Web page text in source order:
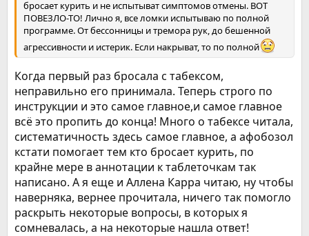
бросает курить и не испытыват симптомов отмены. ВОТ
ПОВЕЗЛО-ТО! Лично я, все ломки испытываю по полной
программе. От бессонницы и тремора рук, до бешенной
агрессивности и истерик. Если накрыват, то по полной
Когда первый раз бросала с табексом,
неправильно его принимала. Теперь строго по
инструкции и это самое главное,и самое главное
всё это пропить до конца! Много о табексе читала,
систематичность здесь самое главное, а афобозол
кстати помогает тем кто бросает курить, по
крайне мере в аннотации к таблеточкам так
написано. А я еще и Аллена Карра читаю, ну чтобы
наверняка, вернее прочитала, ничего так помогло
раскрыть некоторые вопросы, в которых я
сомневалась, а на некоторые нашла ответ!